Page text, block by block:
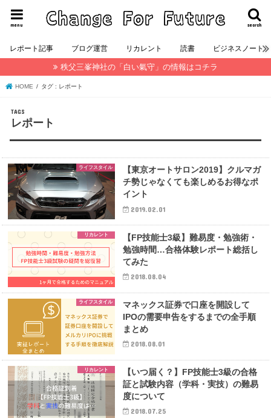
search
menu
レポート記事 ブログ運営 リカレント 読書 ビジネスノート
秩父三峯神社の「白い氣守」の情報はコチラ
HOME タグ : レポート
レポート
ライフスタイル
【東京オートサロン2019】クルマガ
チ勢じゃなくても楽しめるお得なポ
イント
2019.02.01
リカレント
【FP技能士3級】難易度・勉強術・
勉強時間…合格体験レポート総括し
てみた
2018.08.04
ライフスタイル
マネックス証券で口座を開設して
IPOの需要申告をするまでの全手順
まとめ
2018.08.01
リカレント
【いつ届く？】FP技能士3級の合格
証と試験内容（学科・実技）の難易
度について
2018.07.25